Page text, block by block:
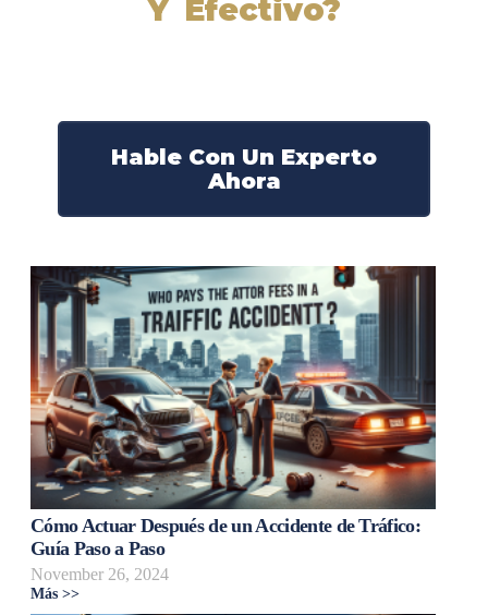
Y Efectivo?
Hable Con Un Experto
Ahora
Cómo Actuar Después de un Accidente de Tráfico:
Guía Paso a Paso
November 26, 2024
Más >>